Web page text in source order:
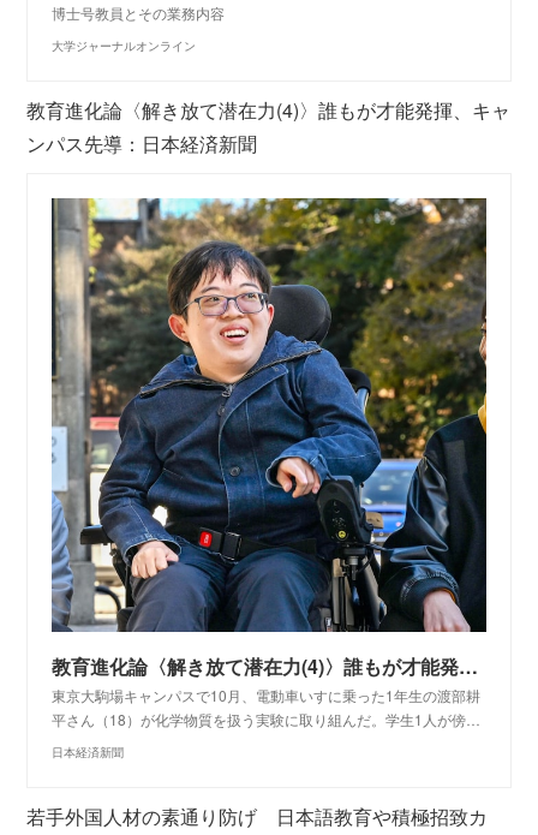
博士号教員とその業務内容
大学ジャーナルオンライン
教育進化論〈解き放て潜在力(4)〉誰もが才能発揮、キャ
ンパス先導：日本経済新聞
教育進化論〈解き放て潜在力(4)〉誰もが才能発揮、キャンパス先導 障害者進学、10年前の4倍 - 日本経済新聞
東京大駒場キャンパスで10月、電動車いすに乗った1年生の渡部耕
平さん（18）が化学物質を扱う実験に取り組んだ。学生1人が傍…
日本経済新聞
若手外国人材の素通り防げ 日本語教育や積極招致カ